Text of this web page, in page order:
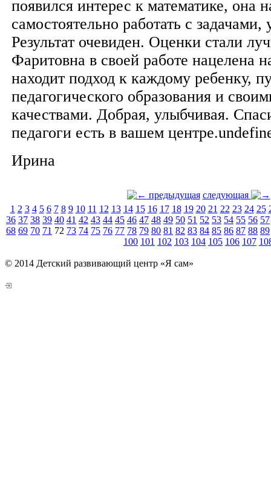
появился интерес к математике, она
самостоятельно работать с задачами,
Результат очевиден. Оценки стали
Фаритовна в своей работе нацелена
находит подход к каждому ребенку,
педагогического образования и
качествами. Добрая, улыбчивая.
педагоги есть в вашем
Ирина
предыдущая следующая
1 2 3 4 5 6 7 8 9 10 11 12 13 14 15 16 17 18 19 20 21 22 23 24 25
36 37 38 39 40 41 42 43 44 45 46 47 48 49 50 51 52 53 54 55 56 57
68 69 70 71 72 73 74 75 76 77 78 79 80 81 82 83 84 85 86 87 88 89
100 101 102 103 104 105 106 107
© 2014 Детский развивающий центр «Я сам»